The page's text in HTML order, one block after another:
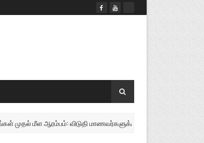
ஆரம்பம்: விடுதி மாணவர்களுக்கு முக்கிய அறிவிப்பு! ...............